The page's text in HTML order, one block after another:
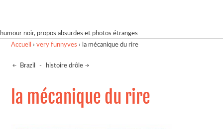
humour noir, propos absurdes et photos étranges
Accueil ›very funnyves › la mécanique du rire
Brazil - histoire drôle
la mécanique du rire